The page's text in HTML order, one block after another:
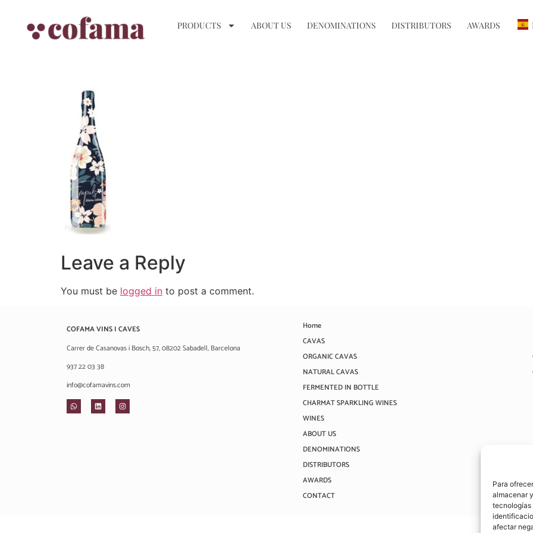
Para
almacenar
tecnologías
afectar
PRODUCTS ABOUT US DENOMINATIONS DISTRIBUTORS AWARDS
Leave a Reply
You must be logged in to post a comment.
COFAMA VINS I CAVES
Carrer de Casanovas i Bosch, 57, 08202 Sabadell, Barcelona
937 22 03 38
info@cofamavins.com
Home
CAVAS
ORGANIC CAVAS
NATURAL CAVAS
FERMENTED IN BOTTLE
CHARMAT SPARKLING WINES
WINES
ABOUT US
DENOMINATIONS
DISTRIBUTORS
AWARDS
CONTACT